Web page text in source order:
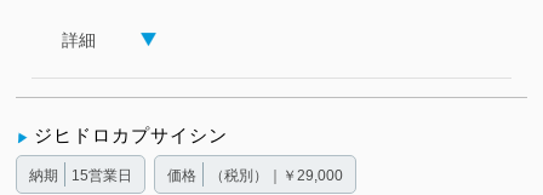
詳細
ジヒドロカプサイシン
納期 15営業日 価格 （税別）｜￥29,000